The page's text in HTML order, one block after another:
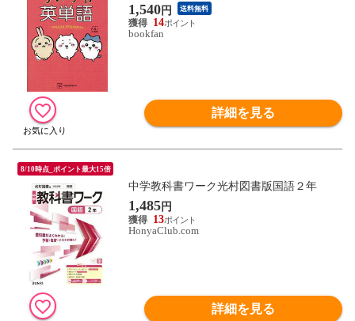
1,540円 送料無料
14
bookfan
詳細を見る
8/10時点_ポイント最大15倍
中学教科書ワーク光村図書版国語２年
1,485円
13
HonyaClub.com
詳細を見る